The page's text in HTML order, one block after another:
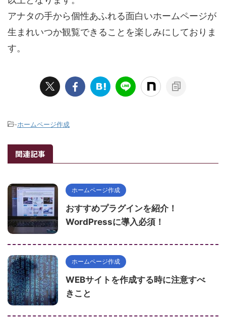
アナタの手から個性あふれる面白いホームページが
生まれいつか観覧できることを楽しみにしておりま
す。
-ホームページ作成
関連記事
ホームページ作成
おすすめプラグインを紹介！
WordPressに導入必須！
ホームページ作成
WEBサイトを作成する時に注意すべ
きこと